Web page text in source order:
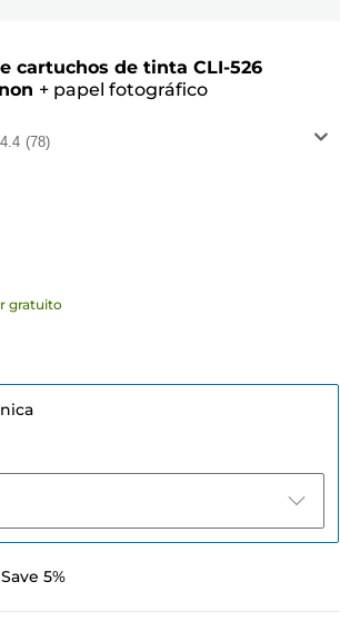
cartuchos de tinta CLI-526
+ papel fotográfico
4.4 (78)
gratuito
5%